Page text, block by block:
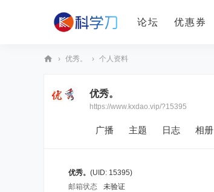
论坛 优惠券
学
› 优秀。 › 个人资料
优秀。
https://www.kxdao.vip/?15395
广播 主题 日志 相册
优秀。 (UID: 15395)
邮箱状态
未验证